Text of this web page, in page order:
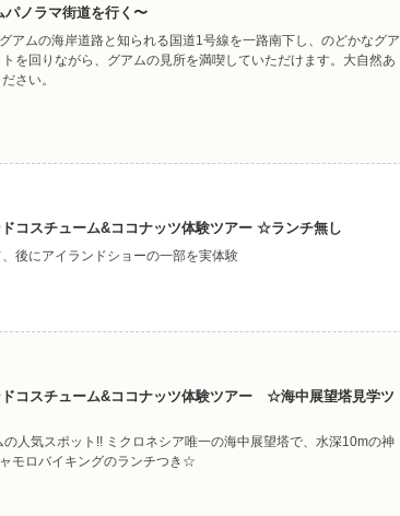
ノラマ街道を行く〜
アムの海岸道路と知られる国道1号線を一路南下し、のどかなグア
を回りながら、グアムの見所を満喫していただけます。大自然あ
さい。
コスチューム&ココナッツ体験ツアー ☆ランチ無し
後にアイランドショーの一部を実体験
コスチューム&ココナッツ体験ツアー ☆海中展望塔見学ツ
人気スポット!! ミクロネシア唯一の海中展望塔で、水深10mの神
モロバイキングのランチつき☆